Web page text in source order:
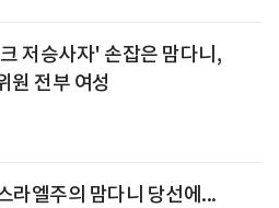
저승사자' 손잡은 맘다니,
원 전부 여성
라엘주의 맘다니 당선에...